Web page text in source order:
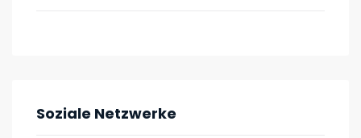
Soziale Netzwerke